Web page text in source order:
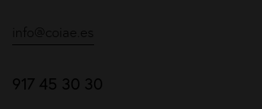
info@coiae.es
917 45 30 30